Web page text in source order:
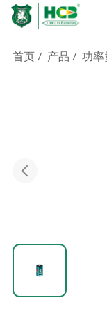
首页/ 产品 / 功